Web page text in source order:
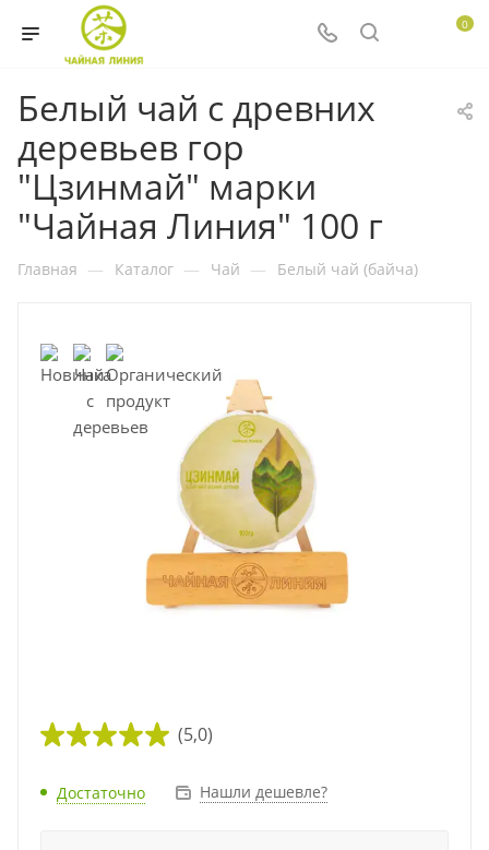
0
Белый чай с древних
деревьев гор
"Цзинмай" марки
"Чайная Линия" 100 г
Главная — Каталог — Чай — Белый чай (байча)
(5,0)
Достаточно Нашли дешевле?